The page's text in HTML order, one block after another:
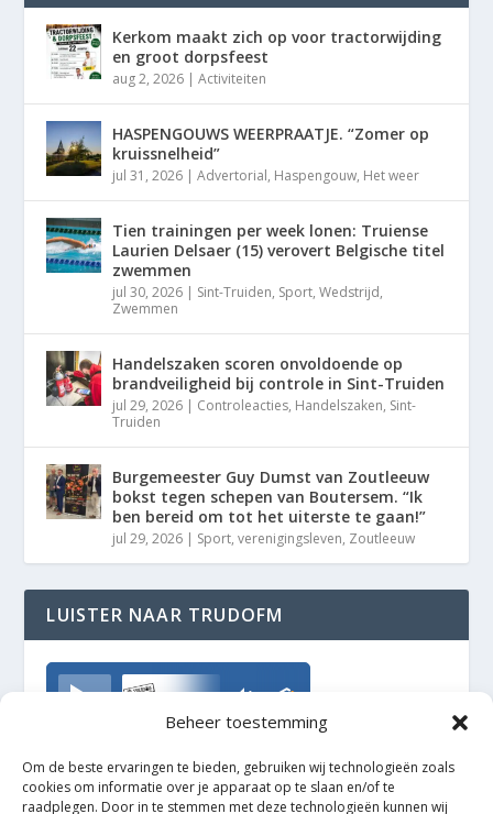
Beheer toestemming
Om de beste ervaringen te bieden, gebruiken wij technologieën zoals
cookies om informatie over je apparaat op te slaan en/of te
raadplegen. Door in te stemmen met deze technologieën kunnen wij
Kerkom maakt zich op voor tractorwijding
en groot dorpsfeest
aug 2, 2026 |Activiteiten
HASPENGOUWS WEERPRAATJE. “Zomer op
kruissnelheid”
jul 31, 2026 |Advertorial, Haspengouw, Het weer
Tien trainingen per week lonen: Truiense
Laurien Delsaer (15) verovert Belgische titel
zwemmen
jul 30, 2026 | Sint-Truiden, Sport,Wedstrijd,
Zwemmen
Handelszaken scoren onvoldoende op
brandveiligheid bij controle in Sint-Truiden
jul 29, 2026 | Controleacties, Handelszaken, Sint-
Truiden
Burgemeester Guy Dumst van Zoutleeuw
bokst tegen schepen van Boutersem. “Ik
ben bereid om tot het uiterste te gaan!”
jul 29, 2026 | Sport,verenigingsleven, Zoutleeuw
LUISTER NAAR TRUDOFM
TrudoFM